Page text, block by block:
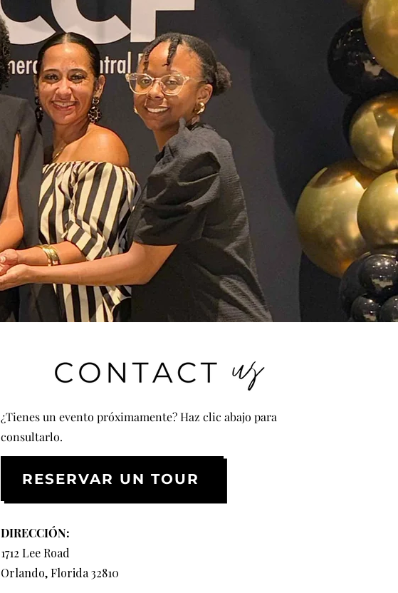
¿Tienes un evento próximamente? Haz clic abajo para
consultarlo.
RESERVAR UN TOUR
DIRECCIÓN:
1712 Lee Road
Orlando, Florida 32810